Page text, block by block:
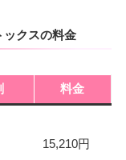
ックスの料金
料金
15,210円